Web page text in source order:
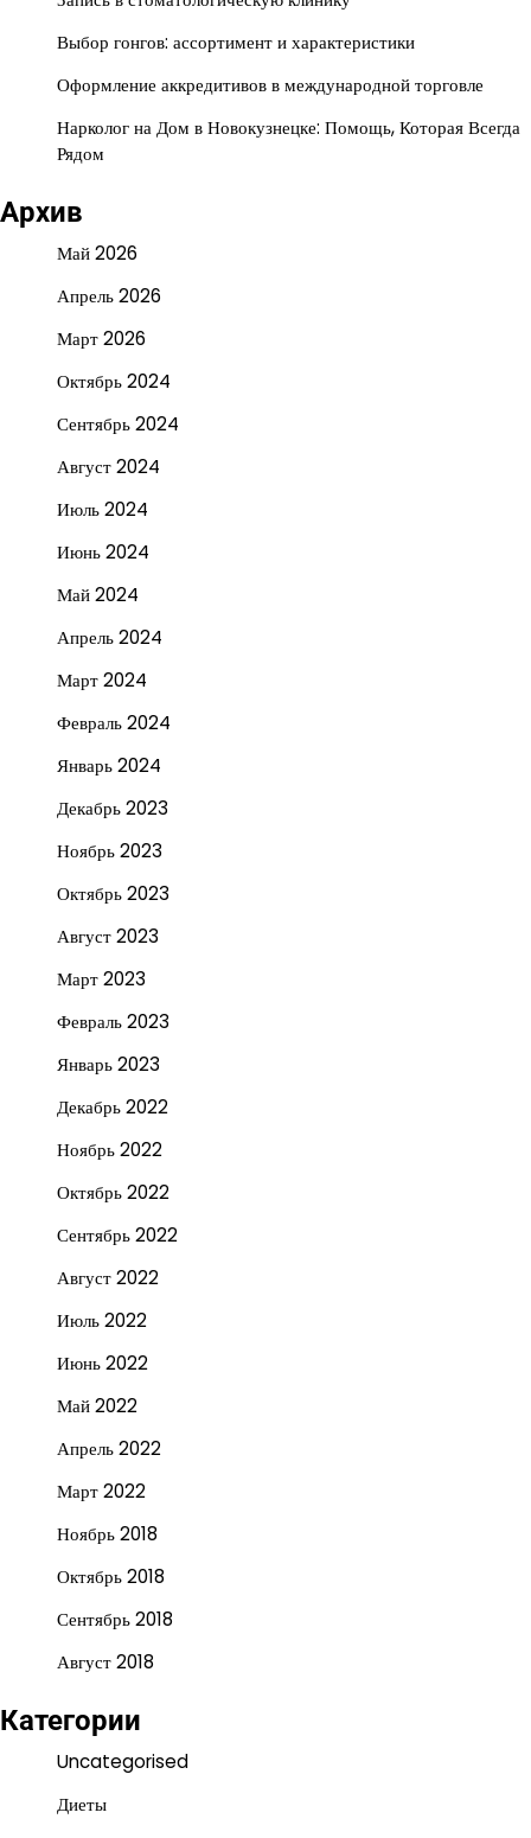
Выбор гонгов: ассортимент и характеристики
Оформление аккредитивов в международной торговле
Нарколог на Дом в Новокузнецке: Помощь, Которая Всегда
Рядом
Архив
Май 2026
Апрель 2026
Март 2026
Октябрь 2024
Сентябрь 2024
Август 2024
Июль 2024
Июнь 2024
Май 2024
Апрель 2024
Март 2024
Февраль 2024
Январь 2024
Декабрь 2023
Ноябрь 2023
Октябрь 2023
Август 2023
Март 2023
Февраль 2023
Январь 2023
Декабрь 2022
Ноябрь 2022
Октябрь 2022
Сентябрь 2022
Август 2022
Июль 2022
Июнь 2022
Май 2022
Апрель 2022
Март 2022
Ноябрь 2018
Октябрь 2018
Сентябрь 2018
Август 2018
Категории
Uncategorised
Диеты